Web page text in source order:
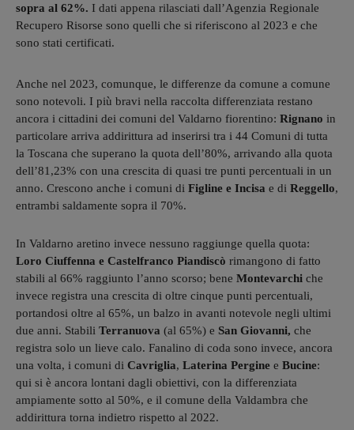
sopra al 62%. I dati appena rilasciati dall’Agenzia Regionale
Recupero Risorse sono quelli che si riferiscono al 2023 e che
sono stati certificati.
Anche nel 2023, comunque, le differenze da comune a comune
sono notevoli. I più bravi nella raccolta differenziata restano
ancora i cittadini dei comuni del Valdarno fiorentino: Rignano in
particolare arriva addirittura ad inserirsi tra i 44 Comuni di tutta
la Toscana che superano la quota dell’80%, arrivando alla quota
dell’81,23% con una crescita di quasi tre punti percentuali in un
anno. Crescono anche i comuni di Figline e Incisa e di Reggello,
entrambi saldamente sopra il 70%.
In Valdarno aretino invece nessuno raggiunge quella quota:
Loro Ciuffenna e Castelfranco Piandiscò rimangono di fatto
stabili al 66% raggiunto l’anno scorso; bene Montevarchi che
invece registra una crescita di oltre cinque punti percentuali,
portandosi oltre al 65%, un balzo in avanti notevole negli ultimi
due anni. Stabili Terranuova (al 65%) e San Giovanni, che
registra solo un lieve calo. Fanalino di coda sono invece, ancora
una volta, i comuni di Cavriglia, Laterina Pergine e Bucine:
qui si è ancora lontani dagli obiettivi, con la differenziata
ampiamente sotto al 50%, e il comune della Valdambra che
addirittura torna indietro rispetto al 2022.